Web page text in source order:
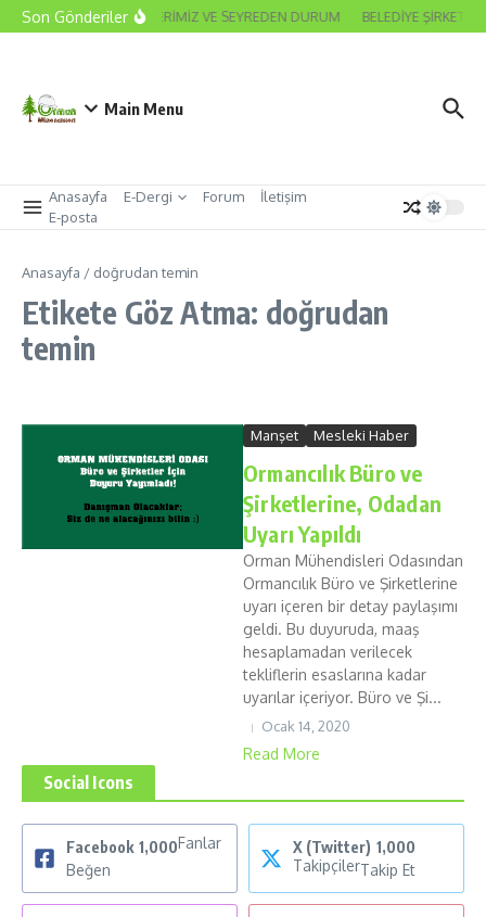
İçeriğe atla
Son Gönderiler
2026 ODA SEÇİMLERİMİZ VE SEYREDEN DURUM BELEDİYE ŞİRKET
Main Menu
Anasayfa E-Dergi Forum
İletişim
E-posta
Anasayfa / doğrudan temin
Etikete Göz Atma: doğrudan
temin
Manşet Mesleki Haber
Ormancılık Büro ve
Şirketlerine, Odadan
Uyarı Yapıldı
Orman Mühendisleri Odasından
Ormancılık Büro ve Şirketlerine
uyarı içeren bir detay paylaşımı
geldi. Bu duyuruda, maaş
hesaplamadan verilecek
tekliflerin esaslarına kadar
uyarılar içeriyor. Büro ve Şi...
Ocak 14, 2020
Read More
Social Icons
Facebook 1,000Fanlar
Beğen
X (Twitter) 1,000
TakipçilerTakip Et